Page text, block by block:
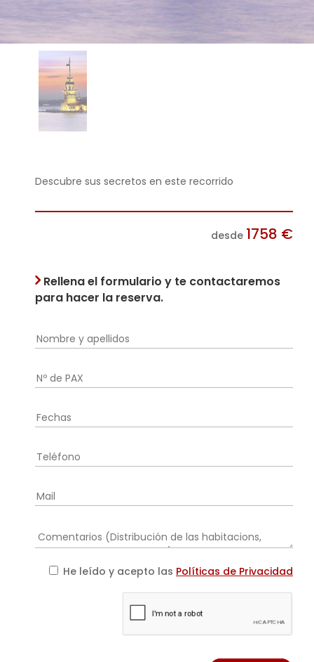
Descubre sus secretos en este recorrido
desde 1758 €
Rellena el formulario y te contactaremos
para hacer la reserva.
He leído y acepto las Políticas de Privacidad